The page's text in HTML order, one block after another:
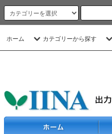
ホーム カテゴリーから探す